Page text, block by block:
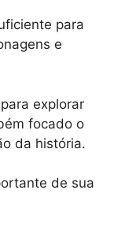
para
e
explorar
focado o
da história.
de sua